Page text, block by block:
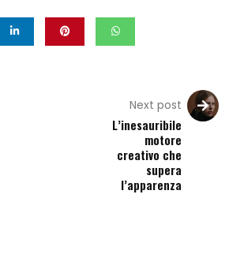
Next post
L’inesauribile
motore
creativo che
supera
l’apparenza